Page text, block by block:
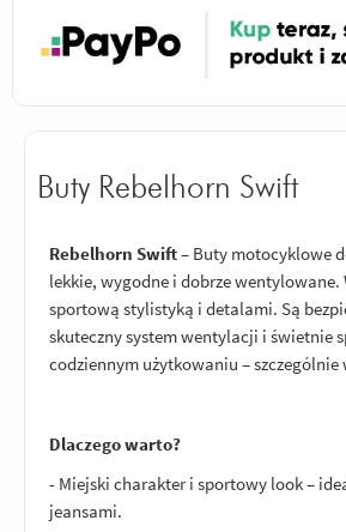
Buty Rebelhorn Swift
Rebelhorn Swift– Buty motocyklowe
lekkie, wygodne i dobrze wentylowane.
sportową stylistyką i detalami. Są
skuteczny system wentylacji i świetnie
codziennym użytkowaniu – szczególnie
Dlaczego warto?
- Miejski charakter i sportowy look –
jeansami.